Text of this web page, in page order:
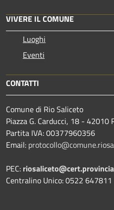
VIVERE IL COMUNE
Luoghi
Eventi
CONTATTI
Comune di Rio Saliceto
Piazza G. Carducci, 18 - 42010
Partita IVA: 00377960356
Email:
PEC:
Centralino Unico: 0522 647811